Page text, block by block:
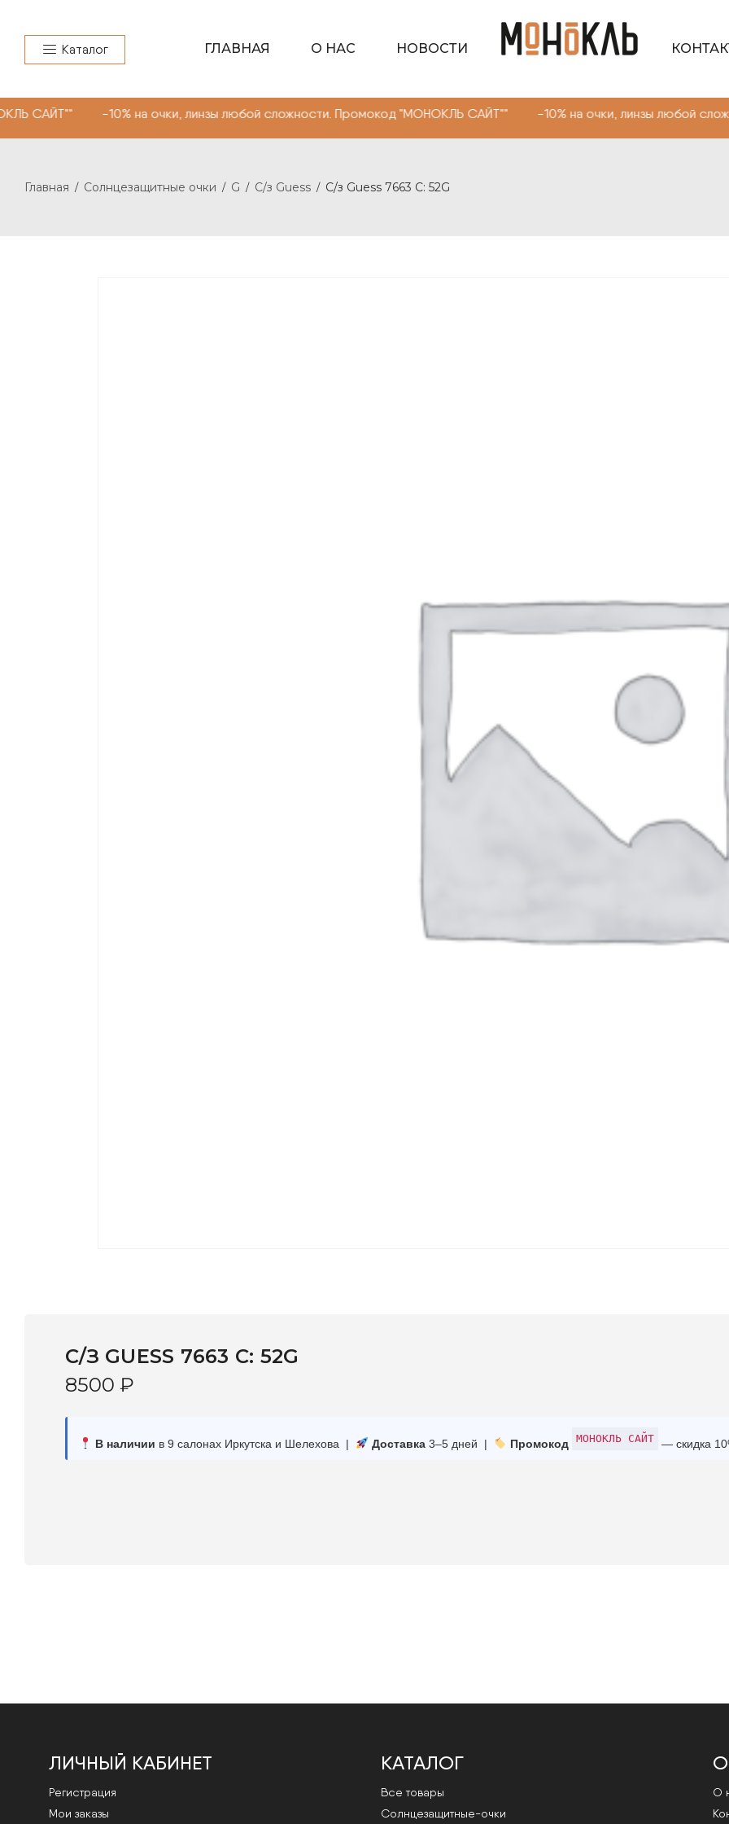
Каталог ГЛАВНАЯ О НАС НОВОСТИ
на очки, линзы любой сложности. Промокод "МОНОКЛЬ САЙТ"" -10% на очки, линзы любой
Главная / Солнцезащитные очки / G / С/з Guess / С/з Guess 7663 C: 52G
С/З GUESS 7663 C: 52G
8500 ₽
В наличии в 9 салонах Иркутска и Шелехова | Доставка3–5 дней | Промокод МОНОКЛЬ САЙТ — скидка
ЛИЧНЫЙ КАБИНЕТ
Регистрация
Мои заказы
КАТАЛОГ
Все товары
Cолнцезащитные-очки
О